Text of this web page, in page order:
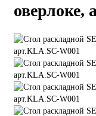
оверлоке,